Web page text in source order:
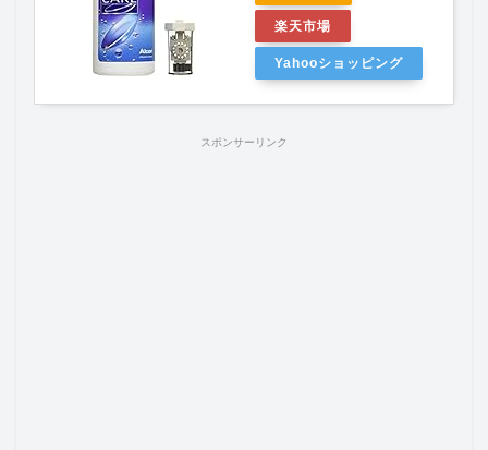
楽天市場
Yahooショッピング
スポンサーリンク